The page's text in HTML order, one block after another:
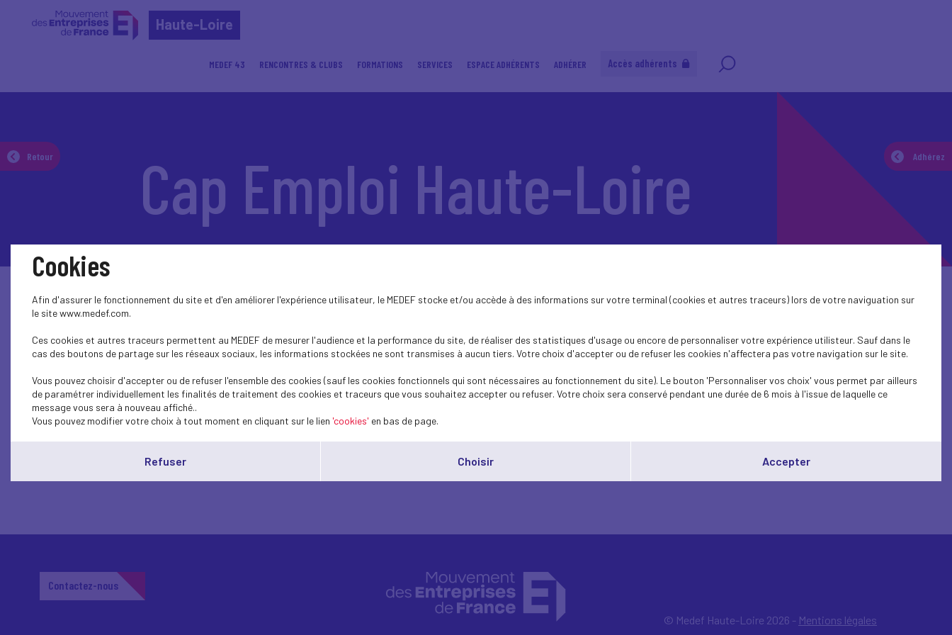
Haute-Loire
MEDEF 43 RENCONTRES & CLUBS FORMATIONS SERVICES ESPACE ADHÉRENTS ADHÉRER Accès adhérents
Retour Adhérez
Cap Emploi Haute-Loire
Cap Emploi Haute-Loire
Lire l'article
Contactez-nous
© Medef Haute-Loire 2026 - Mentions légales
Cookies
Afin d'assurer le fonctionnement du site et d'en améliorer l'expérience utilisateur, le MEDEF stocke et/ou accède à des informations sur votre terminal (cookies et autres traceurs) lors de votre naviguation sur
le site www.medef.com.
Ces cookies et autres traceurs permettent au MEDEF de mesurer l'audience et la performance du site, de réaliser des statistiques d'usage ou encore de personnaliser votre expérience utilisteur. Sauf dans le
cas des boutons de partage sur les réseaux sociaux, les informations stockées ne sont transmises à aucun tiers. Votre choix d'accepter ou de refuser les cookies n'affectera pas votre navigation sur le site.
Vous pouvez choisir d'accepter ou de refuser l'ensemble des cookies (sauf les cookies fonctionnels qui sont nécessaires au fonctionnement du site). Le bouton 'Personnaliser vos choix' vous permet par ailleurs
de paramétrer individuellement les finalités de traitement des cookies et traceurs que vous souhaitez accepter ou refuser. Votre choix sera conservé pendant une durée de 6 mois à l'issue de laquelle ce
message vous sera à nouveau affiché..
Vous pouvez modifier votre choix à tout moment en cliquant sur le lien 'cookies' en bas de page.
Refuser Choisir Accepter